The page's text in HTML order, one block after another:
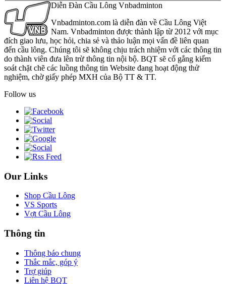
Diễn Đàn Cầu Lông Vnbadminton
Vnbadminton.com là diễn đàn về Cầu Lông Việt
Nam. Vnbadminton được thành lập từ 2012 với mục
đích giao lưu, học hỏi, chia sẻ và thảo luận mọi vấn đề liên quan
đến cầu lông. Chúng tôi sẽ không chịu trách nhiệm với các thông tin
do thành viên đưa lên trừ thông tin nội bộ. BQT sẽ cố gắng kiểm
soát chặt chẽ các luồng thông tin Website đang hoạt động thử
nghiệm, chờ giấy phép MXH của Bộ TT & TT.
Follow us
Our Links
Shop Cầu Lông
VS Sports
Vợt Cầu Lông
Thông tin
Thông báo chung
Thắc mắc, góp ý
Trợ giúp
Liên hệ BQT